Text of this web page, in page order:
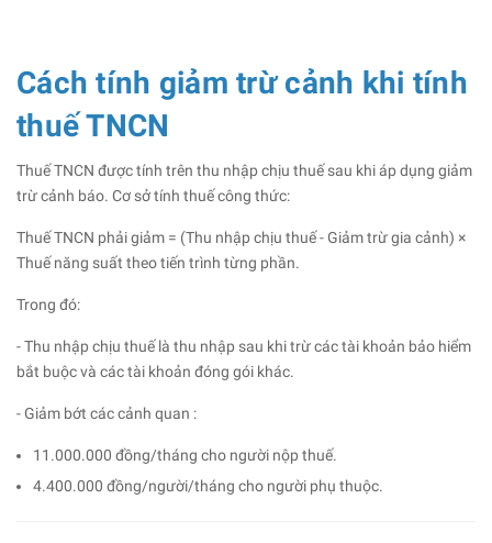
Cách tính giảm trừ cảnh khi tính
thuế TNCN
Thuế TNCN được tính trên thu nhập chịu thuế sau khi áp dụng giảm
trừ cảnh báo. Cơ sở tính thuế công thức:
Thuế TNCN phải giảm = (Thu nhập chịu thuế - Giảm trừ gia cảnh) ×
Thuế năng suất theo tiến trình từng phần.
Trong đó:
- Thu nhập chịu thuế là thu nhập sau khi trừ các tài khoản bảo hiểm
bắt buộc và các tài khoản đóng gói khác.
- Giảm bớt các cảnh quan :
11.000.000 đồng/tháng cho người nộp thuế.
4.400.000 đồng/người/tháng cho người phụ thuộc.